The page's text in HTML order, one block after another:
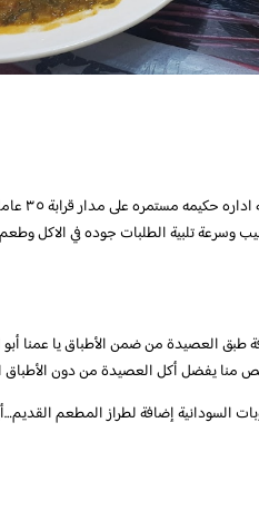
مافي
وسرعة تلبية الطلبات جوده في الاكل
طبق العصيدة من ضمن الأطباق يا عمنا أبو
منا يفضل أكل العصيدة من دون الأطباق
السودانية إضافة لطراز المطعم